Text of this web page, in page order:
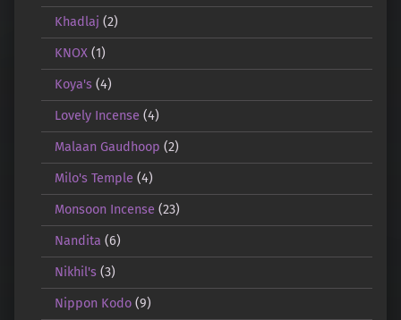
Khadlaj (2)
KNOX(1)
Koya's(4)
Lovely Incense (4)
Malaan Gaudhoop (2)
Milo's Temple (4)
Monsoon Incense (23)
Nandita (6)
Nikhil's(3)
Nippon Kodo(9)